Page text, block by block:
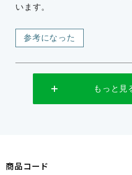
います。
参考になった
もっと見
商品コード